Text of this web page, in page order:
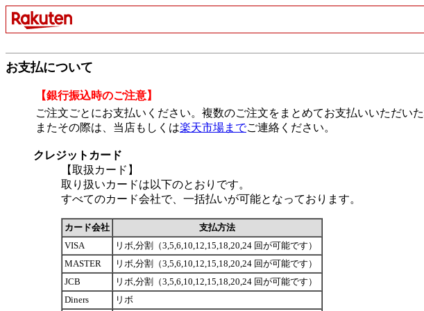
お支払について
【銀行振込時のご注意】
ご注文ごとにお支払いください。複数のご注文をまとめてお支払いいただい
またその際は、当店もしくは楽天市場までご連絡ください。
クレジットカード
【取扱カード】
取り扱いカードは以下のとおりです。
すべてのカード会社で、一括払いが可能となっております。
カード会社
支払方法
VISA
リボ,分割（3,5,6,10,12,15,18,20,24 回が可能です）
MASTER
リボ,分割（3,5,6,10,12,15,18,20,24 回が可能です）
JCB
リボ,分割（3,5,6,10,12,15,18,20,24 回が可能です）
Diners
リボ